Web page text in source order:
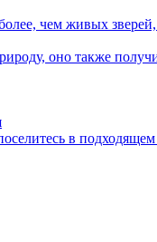
чем живых зверей,
оно также
в